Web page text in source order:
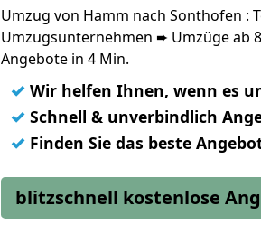
Umzug von Hamm nach Sonthofen :
Umzugsunternehmen ➨ Umzüge ab
Angebote in 4 Min.
✓ Wir helfen Ihnen, wenn es
✓ Schnell & unverbindlich
✓ Finden Sie das beste
blitzschnell kostenlose